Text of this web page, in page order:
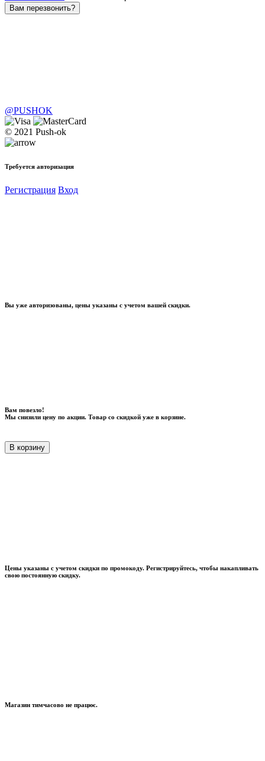
Вам перезвонить?
@PUSHOK
© 2021 Push-ok
Требуется авторизация
Регистрация Вход
Вы уже авторизованы, цены указаны с учетом вашей скидки.
Вам повезло!
Мы снизили цену по акции. Товар со скидкой уже в корзине.
В корзину
Цены указаны с учетом скидки по промокоду. Регистрируйтесь, чтобы накапливать
свою постоянную скидку.
Магазин тимчасово не працює.